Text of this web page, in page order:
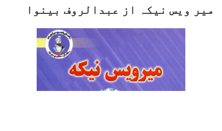
میر ویس نیکہ از عبدالروف بینوا